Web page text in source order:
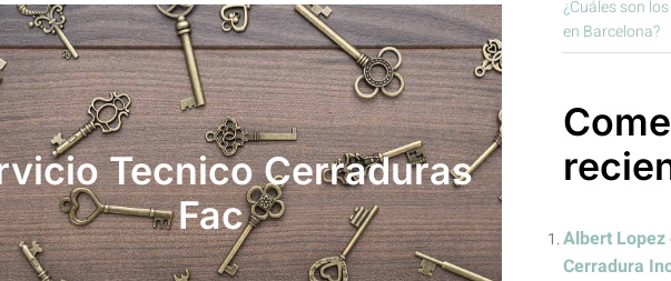
Tecnico Cerraduras
Fac
¿Cuáles son
en Barcelona?
Albert Lopez
Cerradura